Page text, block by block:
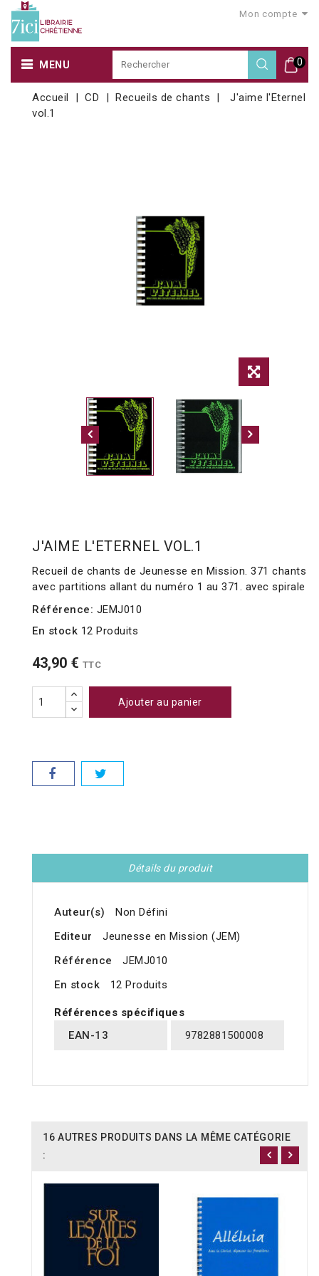
Mon compte
0
MENU
Accueil CD Recueils de chants
J'aime l'Eternel
vol.1
J'AIME L'ETERNEL VOL.1
Recueil de chants de Jeunesse en Mission. 371 chants
avec partitions allant du numéro 1 au 371. avec spirale
Référence: JEMJ010
En stock 12 Produits
43,90 € TTC
Ajouter au panier
Détails du produit
Auteur(s)
Non Défini
Editeur
Jeunesse en Mission (JEM)
Référence
JEMJ010
En stock
12 Produits
Références spécifiques
EAN-13
9782881500008
16 AUTRES PRODUITS DANS LA MÊME CATÉGORIE
: